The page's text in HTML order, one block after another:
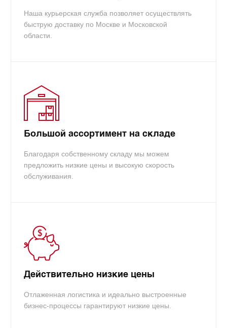
Наша курьерская служба позволяет осуществлять
быструю доставку по Москве и Московской
области.
Большой ассортимент на складе
Благодаря собственному складу мы можем
предложить низкие цены и высокую скорость
обслуживания.
Действительно низкие цены
Отлаженная логистика и идеально выстроенные
бизнес-процессы гарантируют низкие цены.